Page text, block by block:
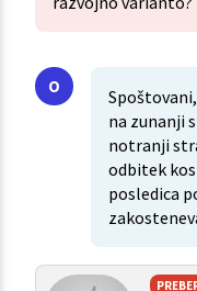
na zunanji
notranji
odbitek
posledica